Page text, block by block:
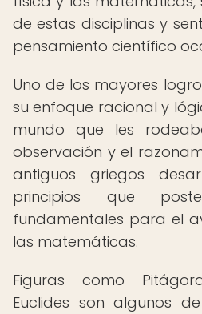
de estas disciplinas y
pensamiento científico
Uno de los mayores
su enfoque racional y
mundo que les
observación y el
antiguos griegos
principios que
fundamentales para el
las matemáticas.
Figuras como
Euclides son algunos